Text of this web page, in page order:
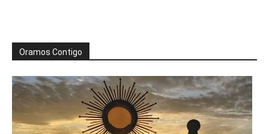
Oramos Contigo